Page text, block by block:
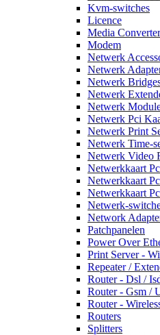
Kvm-switches
Licence
Media
Modem
Netwerk
Netwerk
Netwerk
Netwerk
Netwerk
Netwerk Pci
Netwerk Print
Netwerk Time-
Netwerk Video
Netwerkkaart
Netwerkkaart
Netwerkkaart
Netwerk-
Network
Patchpanelen
Power Over
Print Server -
Repeater /
Router - Dsl /
Router - Gsm /
Router -
Routers
Splitters